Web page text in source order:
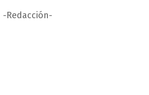
-Redacción-